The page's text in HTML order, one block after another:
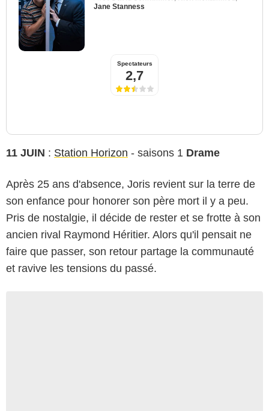
Jane Stanness
Spectateurs
2,7
11 JUIN : Station Horizon - saisons 1 Drame
Après 25 ans d'absence, Joris revient sur la terre de
son enfance pour honorer son père mort il y a peu.
Pris de nostalgie, il décide de rester et se frotte à son
ancien rival Raymond Héritier. Alors qu'il pensait ne
faire que passer, son retour partage la communauté
et ravive les tensions du passé.